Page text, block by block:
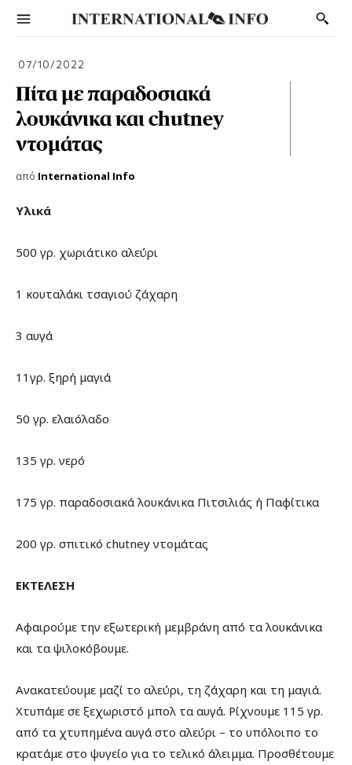
07/10/2022
Πίτα με παραδοσιακά
λουκάνικα και chutney
ντομάτας
από International Info
Υλικά
500 γρ. χωριάτικο αλεύρι
1 κουταλάκι τσαγιού ζάχαρη
3 αυγά
11γρ. ξηρή μαγιά
50 γρ. ελαιόλαδο
135 γρ. νερό
175 γρ. παραδοσιακά λουκάνικα Πιτσιλιάς ή Παφίτικα
200 γρ. σπιτικό chutney ντομάτας
ΕΚΤΕΛΕΣΗ
Αφαιρούμε την εξωτερική μεμβράνη από τα λουκάνικα
και τα ψιλοκόβουμε.
Ανακατεύουμε μαζί το αλεύρι, τη ζάχαρη και τη μαγιά.
Χτυπάμε σε ξεχωριστό μπολ τα αυγά. Ρίχνουμε 115 γρ.
από τα χτυπημένα αυγά στο αλεύρι – το υπόλοιπο το
κρατάμε στο ψυγείο για το τελικό άλειμμα. Προσθέτουμε